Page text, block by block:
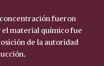
fueron
el material químico fue
de la autoridad